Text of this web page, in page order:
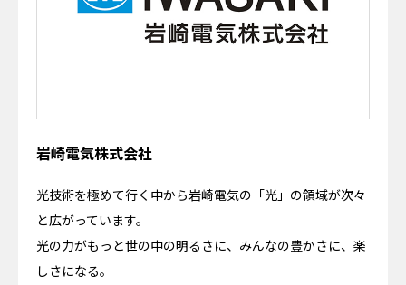
岩崎電気株式会社
光技術を極めて行く中から岩崎電気の「光」の領域が次々
と広がっています。
光の力がもっと世の中の明るさに、みんなの豊かさに、楽
しさになる。